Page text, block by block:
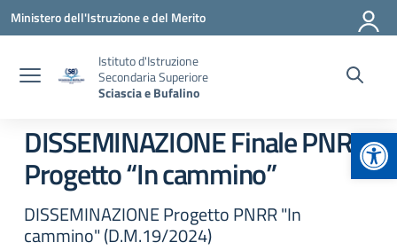
Vai ai contenuti
Vai al menu di navigazione
Vai al footer
Ministero dell'Istruzione e del Merito
Istituto d'Istruzione
Secondaria Superiore
Sciascia e Bufalino
DISSEMINAZIONE Finale PNRR
Progetto “In cammino”
DISSEMINAZIONE Progetto PNRR "In
cammino" (D.M.19/2024)